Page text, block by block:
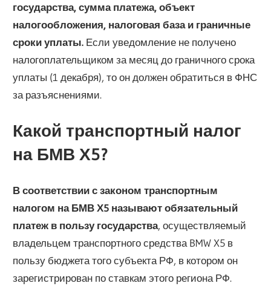
государства, сумма платежа, объект
налогообложения, налоговая база и граничные
сроки уплаты. Если уведомление не получено
налогоплательщиком за месяц до граничного срока
уплаты (1 декабря), то он должен обратиться в ФНС
за разъяснениями.
Какой транспортный налог
на БМВ Х5?
В соответствии с законом транспортным
налогом на БМВ Х5 называют обязательный
платеж в пользу государства, осуществляемый
владельцем транспортного средства BMW X5 в
пользу бюджета того субъекта РФ, в котором он
зарегистрирован по ставкам этого региона РФ.